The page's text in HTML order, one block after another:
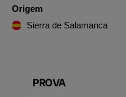
Origem
Sierra de Salamanca
PROVA